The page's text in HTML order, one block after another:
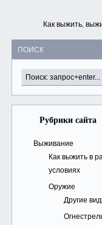
Как выжить,
ПОИСК
Рубрики сайта
Выживание
Как выжить в
условиях
Оружие
Другие